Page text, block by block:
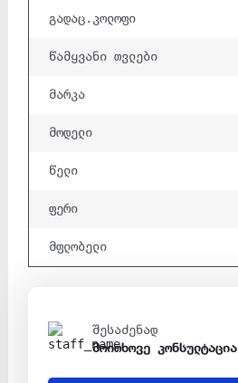
გადაც.კოლოფი
წამყვანი თვლები
მარკა
მოდელი
წელი
ფერი
მფლობელი
შესაძენად
მოითხოვე კონსულტაცია